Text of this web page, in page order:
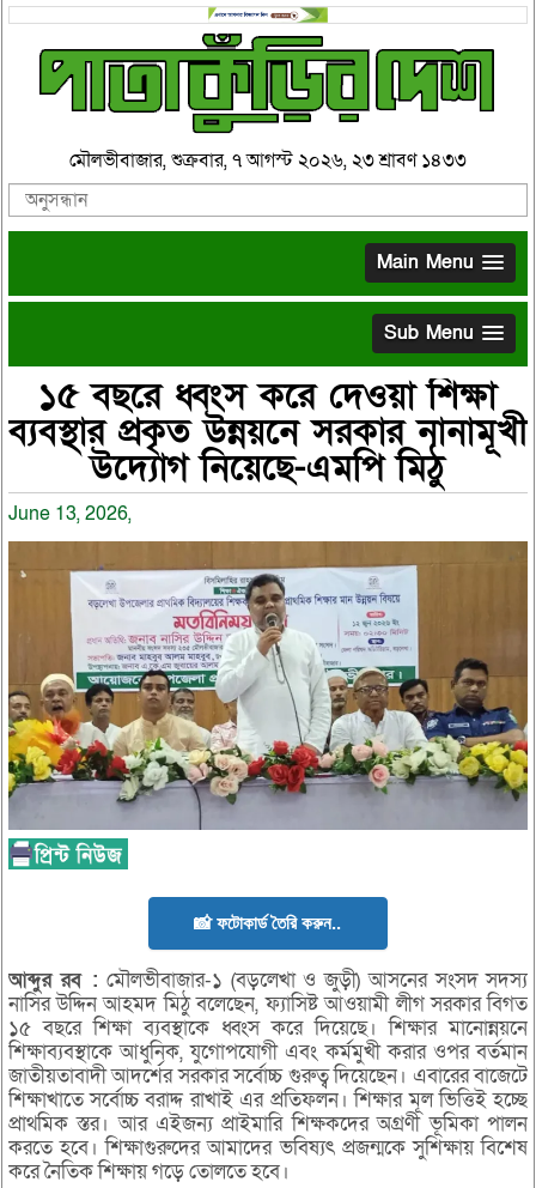
মৌলভীবাজার, শুক্রবার, ৭ আগস্ট ২০২৬, ২৩ শ্রাবণ ১৪৩৩
Main Menu
Sub Menu
১৫ বছরে ধ্বংস করে দেওয়া শিক্ষা
ব্যবস্থার প্রকৃত উন্নয়নে সরকার নানামূখী
উদ্যোগ নিয়েছে-এমপি মিঠু
June 13, 2026,
📸 ফটোকার্ড তৈরি করুন..
আব্দুররব : মৌলভীবাজার-১ (বড়লেখা ও জুড়ী) আসনের সংসদ সদস্য
নাসির উদ্দিন আহমদ মিঠু বলেছেন, ফ্যাসিষ্ট আওয়ামী লীগ সরকার বিগত
১৫ বছরে শিক্ষা ব্যবস্থাকে ধ্বংস করে দিয়েছে। শিক্ষার মানোন্নয়নে
শিক্ষাব্যবস্থাকে আধুনিক, যুগোপযোগী এবং কর্মমুখী করার ওপর বর্তমান
জাতীয়তাবাদী আদর্শের সরকার সর্বোচ্চ গুরুত্ব দিয়েছেন। এবারের বাজেটে
শিক্ষাখাতে সর্বোচ্চ বরাদ্দ রাখাই এর প্রতিফলন। শিক্ষার মূল ভিত্তিই হচ্ছে
প্রাথমিক স্তর। আর এইজন্য প্রাইমারি শিক্ষকদের অগ্রণী ভূমিকা পালন
করতে হবে। শিক্ষাগুরুদের আমাদের ভবিষ্যৎ প্রজন্মকে সুশিক্ষায় বিশেষ
করে নৈতিক শিক্ষায় গড়ে তোলতে হবে।